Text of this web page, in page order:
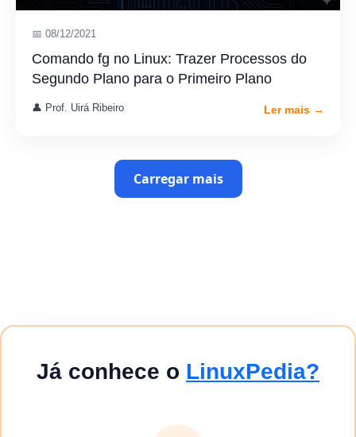
📅 08/12/2021
Comando fg no Linux: Trazer Processos do
Segundo Plano para o Primeiro Plano
👤 Prof. Uirá Ribeiro Ler mais →
Carregar mais
Já conhece o LinuxPedia?